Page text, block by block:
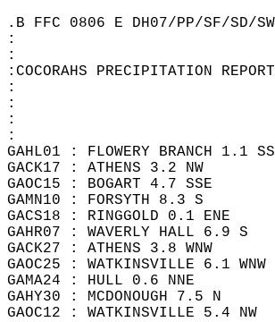
.B FFC 0806 E DH07/PP/SF/SD/
:
:
:COCORAHS PRECIPITATION
:
:
:
:
GAHL01 : FLOWERY BRANCH
GACK17 : ATHENS 3.2 NW
GAOC15 : BOGART 4.7
GAMN10 : FORSYTH 8.3 S
GACS18 : RINGGOLD 0.1
GAHR07 : WAVERLY HALL
GACK27 : ATHENS 3.8
GAOC25 : WATKINSVILLE
GAMA24 : HULL 0.6 NNE
GAHY30 : MCDONOUGH
GAOC12 : WATKINSVILLE